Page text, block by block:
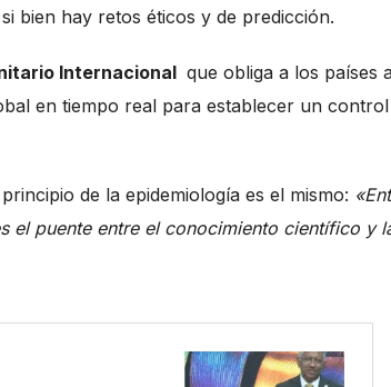
si bien hay retos éticos y de predicción.
Internacional que obliga a los países
en tiempo real para establecer un control
de la epidemiología es el mismo:
el puente entre el conocimiento científico y